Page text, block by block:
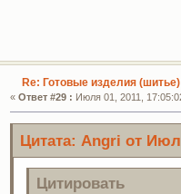
Re: Готовые изделия (шитье)
«Ответ #29 : Июля 01, 2011,
Цитата: Angri от
Цитировать